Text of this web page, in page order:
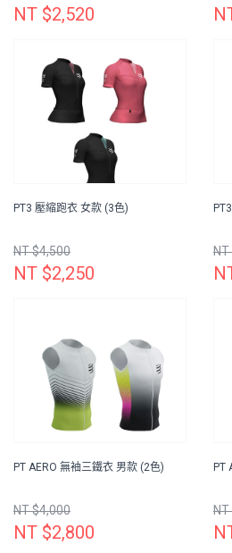
NT $2,520
PT3 壓縮跑衣 女款 (3色)
NT $4,500
NT $2,250
NT
PT AERO 無袖三鐵衣 男款 (2色)
NT $4,000
NT $2,800
PT
NT